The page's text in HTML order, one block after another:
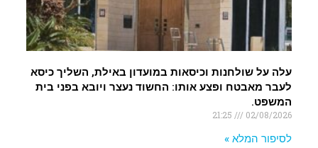
עלה על שולחנות וכיסאות במועדון באילת, השליך כיסא
לעבר מאבטח ופצע אותו: החשוד נעצר ויובא בפני בית
המשפט.
02/08/2026
לסיפור המלא »